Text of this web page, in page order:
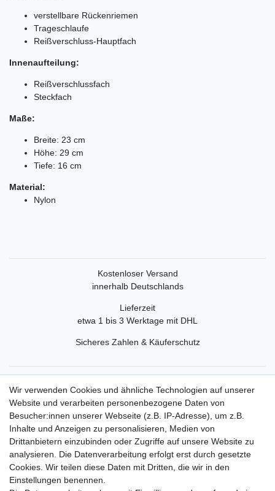
verstellbare Rückenriemen
Trageschlaufe
Reißverschluss-Hauptfach
Innenaufteilung:
Reißverschlussfach
Steckfach
Maße:
Breite: 23 cm
Höhe: 29 cm
Tiefe: 16 cm
Material:
Nylon
Kostenloser Versand
innerhalb Deutschlands
Lieferzeit
etwa 1 bis 3 Werktage mit DHL
Sicheres Zahlen & Käuferschutz
Rechtliche Informationen
Widerrufsrecht
Widerrufsformular
Datenschutzerklärung
AGB
Wir verwenden Cookies und ähnliche Technologien auf unserer
Website und verarbeiten personenbezogene Daten von
Besucher:innen unserer Webseite (z.B. IP-Adresse), um z.B.
Inhalte und Anzeigen zu personalisieren, Medien von
Drittanbietern einzubinden oder Zugriffe auf unsere Website zu
analysieren. Die Datenverarbeitung erfolgt erst durch gesetzte
Cookies. Wir teilen diese Daten mit Dritten, die wir in den
Einstellungen benennen.